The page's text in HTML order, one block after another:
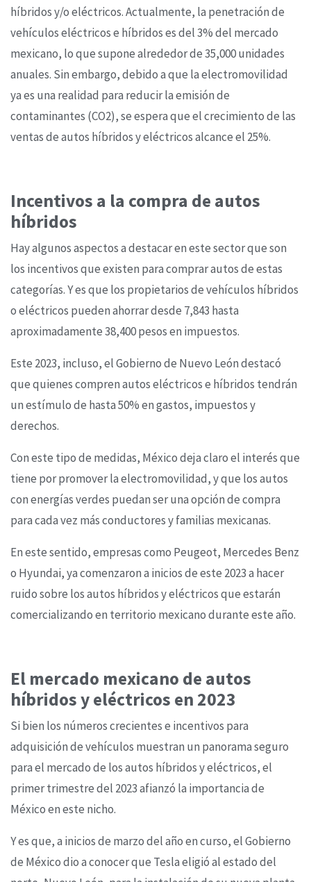
híbridos y/o eléctricos. Actualmente, la penetración de
vehículos eléctricos e híbridos es del 3% del mercado
mexicano, lo que supone alrededor de 35,000 unidades
anuales. Sin embargo, debido a que la electromovilidad
ya es una realidad para reducir la emisión de
contaminantes (CO2), se espera que el crecimiento de las
ventas de autos híbridos y eléctricos alcance el 25%.
Incentivos a la compra de autos
híbridos
Hay algunos aspectos a destacar en este sector que son
los incentivos que existen para comprar autos de estas
categorías. Y es que los propietarios de vehículos híbridos
o eléctricos pueden ahorrar desde 7,843 hasta
aproximadamente 38,400 pesos en impuestos.
Este 2023, incluso, el Gobierno de Nuevo León destacó
que quienes compren autos eléctricos e híbridos tendrán
un estímulo de hasta 50% en gastos, impuestos y
derechos.
Con este tipo de medidas, México deja claro el interés que
tiene por promover la electromovilidad, y que los autos
con energías verdes puedan ser una opción de compra
para cada vez más conductores y familias mexicanas.
En este sentido, empresas como Peugeot, Mercedes Benz
o Hyundai, ya comenzaron a inicios de este 2023 a hacer
ruido sobre los autos híbridos y eléctricos que estarán
comercializando en territorio mexicano durante este año.
El mercado mexicano de autos
híbridos y eléctricos en 2023
Si bien los números crecientes e incentivos para
adquisición de vehículos muestran un panorama seguro
para el mercado de los autos híbridos y eléctricos, el
primer trimestre del 2023 afianzó la importancia de
México en este nicho.
Y es que, a inicios de marzo del año en curso, el Gobierno
de México dio a conocer que Tesla eligió al estado del